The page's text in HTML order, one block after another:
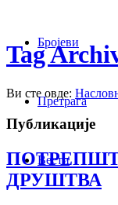
Бројеви
Претрага
Вести
Tag
Ви сте овде:
Публикације
ДРУШТВА